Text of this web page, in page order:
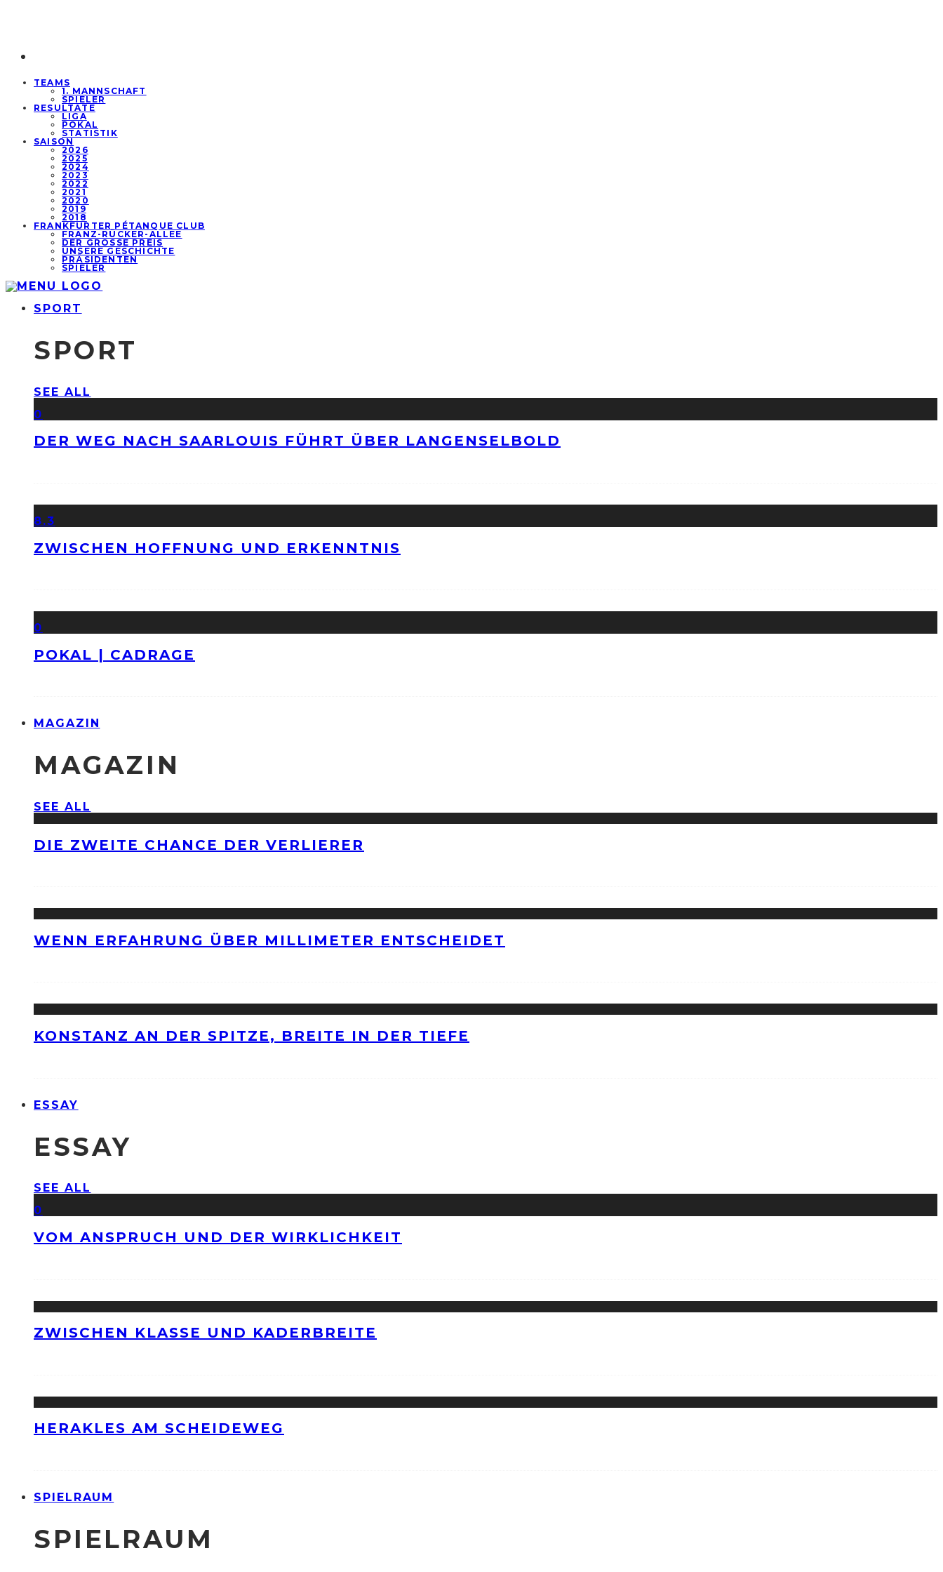
TEAMS
1. MANNSCHAFT
SPIELER
RESULTATE
LIGA
POKAL
STATISTIK
SAISON
2026
2025
2024
2023
2022
2021
2020
2019
2018
FRANKFURTER PÉTANQUE CLUB
FRANZ-RÜCKER-ALLEE
DER GROSSE PREIS
UNSERE GESCHICHTE
PRÄSIDENTEN
SPIELER
SPORT
SPORT
SEE ALL
0
DER WEG NACH SAARLOUIS FÜHRT ÜBER LANGENSELBOLD
8.3
ZWISCHEN HOFFNUNG UND ERKENNTNIS
0
POKAL | CADRAGE
MAGAZIN
MAGAZIN
SEE ALL
DIE ZWEITE CHANCE DER VERLIERER
WENN ERFAHRUNG ÜBER MILLIMETER ENTSCHEIDET
KONSTANZ AN DER SPITZE, BREITE IN DER TIEFE
ESSAY
ESSAY
SEE ALL
0
VOM ANSPRUCH UND DER WIRKLICHKEIT
ZWISCHEN KLASSE UND KADERBREITE
HERAKLES AM SCHEIDEWEG
SPIELRAUM
SPIELRAUM